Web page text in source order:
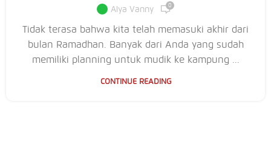
Alya Vanny 0
Tidak terasa bahwa kita telah memasuki akhir dari
bulan Ramadhan. Banyak dari Anda yang sudah
memiliki planning untuk mudik ke kampung ...
CONTINUE READING